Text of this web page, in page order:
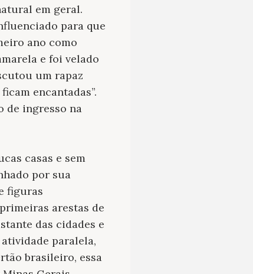
em geral.
para que
ano como
e foi velado
um rapaz
encantadas”.
de ingresso na
casas e sem
por sua
figuras
arestas de
das cidades e
paralela,
brasileiro, essa